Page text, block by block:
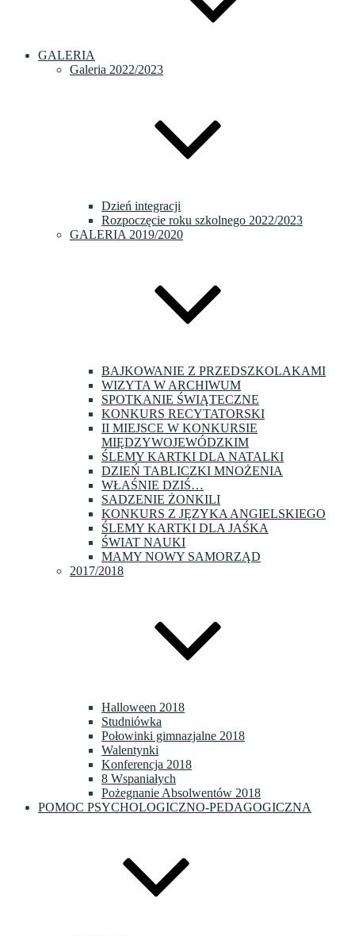
GALERIA
Galeria 2022/2023
Dzień integracji
Rozpoczęcie roku szkolnego 2022/2023
GALERIA 2019/2020
BAJKOWANIE Z PRZEDSZKOLAKAMI
WIZYTA W ARCHIWUM
SPOTKANIE ŚWIĄTECZNE
KONKURS RECYTATORSKI
II MIEJSCE W KONKURSIE
MIĘDZYWOJEWÓDZKIM
ŚLEMY KARTKI DLA NATALKI
DZIEŃ TABLICZKI MNOŻENIA
WŁAŚNIE DZIŚ…
SADZENIE ŻONKILI
KONKURS Z JĘZYKA ANGIELSKIEGO
ŚLEMY KARTKI DLA JAŚKA
ŚWIAT NAUKI
MAMY NOWY SAMORZĄD
2017/2018
Halloween 2018
Studniówka
Połowinki gimnazjalne 2018
Walentynki
Konferencja 2018
8 Wspaniałych
Pożegnanie Absolwentów 2018
POMOC PSYCHOLOGICZNO-PEDAGOGICZNA